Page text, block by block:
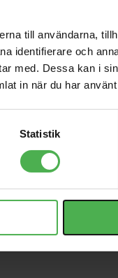
till användarna,
identifierare och
med. Dessa kan i
in när du har
Statistik
1xXLR Ma > 1x6.3mm
Ma ST 1.5m
233 kr
VS-Box 100/1 White
599 kr